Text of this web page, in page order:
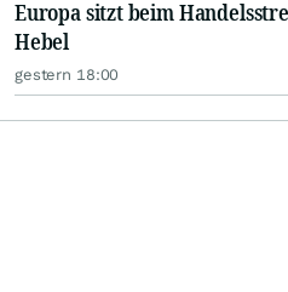
Europa sitzt beim
Hebel
gestern 18:00